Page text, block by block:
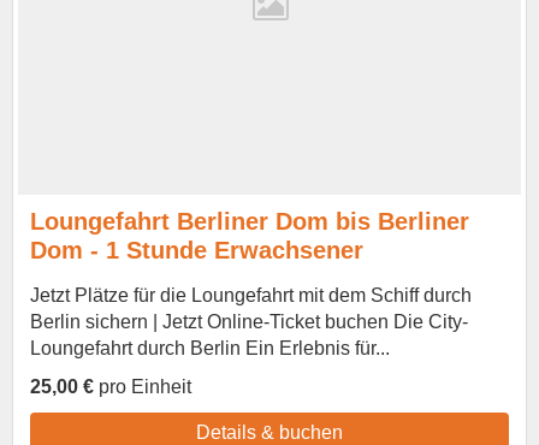
Loungefahrt Berliner Dom bis Berliner
Dom - 1 Stunde Erwachsener
Jetzt Plätze für die Loungefahrt mit dem Schiff durch
Berlin sichern | Jetzt Online-Ticket buchen Die City-
Loungefahrt durch Berlin Ein Erlebnis für...
25,00 € pro Einheit
Details & buchen